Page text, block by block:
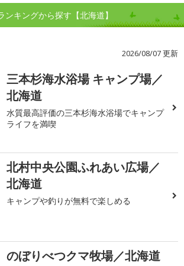
ンキングから探す【北海道】
2026/08/07 更新
三本杉海水浴場 キャンプ場／
北海道
水質最高評価の三本杉海水浴場でキャンプ
ライフを満喫
北村中央公園ふれあい広場／
北海道
キャンプや釣りが無料で楽しめる
のぼりべつクマ牧場／北海道